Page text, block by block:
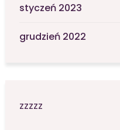
styczeń 2023
grudzień 2022
zzzzz